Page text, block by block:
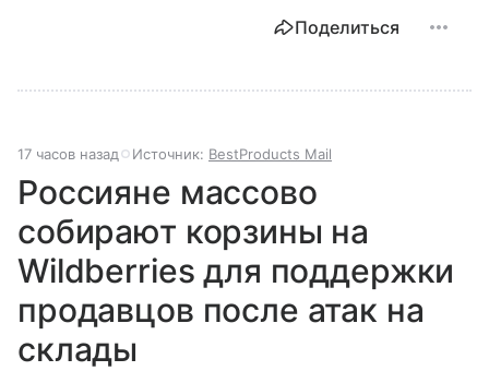
Поделиться
17 часов назад Источник: BestProducts Mail
Россияне массово
собирают корзины на
Wildberries для поддержки
продавцов после атак на
склады